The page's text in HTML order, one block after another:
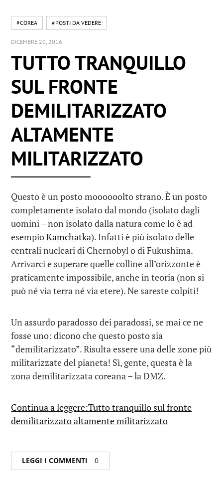
#COREA #POSTI DA VEDERE
DICEMBRE 20, 2016
TUTTO TRANQUILLO
SUL FRONTE
DEMILITARIZZATO
ALTAMENTE
MILITARIZZATO
Questo è un posto moooooolto strano. È un posto
completamente isolato dal mondo (isolato dagli
uomini – non isolato dalla natura come lo è ad
esempioKamchatka). Infatti è più isolato delle
centrali nucleari di Chernobyl o di Fukushima.
Arrivarci e superare quelle colline all’orizzonte è
praticamente impossibile, anche in teoria (non si
può né via terra né via etere). Ne sareste colpiti!
Un assurdo paradosso dei paradossi, se mai ce ne
fosse uno: dicono che questo posto sia
“demilitarizzato”. Risulta essere una delle zone più
militarizzate del pianeta! Sì, gente, questa è la
zona demilitarizzata coreana – la DMZ.
Continua a leggere:Tutto tranquillo sul fronte
demilitarizzato altamente militarizzato
LEGGI I COMMENTI 0